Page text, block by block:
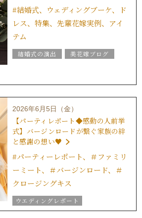
結婚式の豆知識
ウエディングスタッフｖｏｉｃｅ
#結婚式、ウェディングブーケ、ド
レス、特集、先輩花嫁実例、アイ
テム
結婚式の演出
美花嫁ブログ
結婚式の豆知識
ウエディングスタッフｖｏｉｃｅ
2026年6月5日（金）
【パーティレポート◆感動の人前挙
式】バージンロードが繋ぐ家族の絆
と感謝の想い♥
#パーティーレポート、＃ファミリ
ーミート、＃バージンロード、＃
クロージングキス
ウエディングレポート
結婚式の演出
美花嫁ブログ